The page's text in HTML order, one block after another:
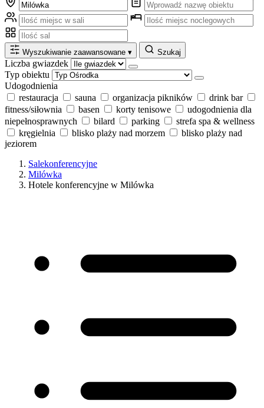
Wyszukiwanie zaawansowane ▾ Szukaj
Liczba gwiazdek
Typ obiektu
Udogodnienia
restauracja
sauna organizacja pikników
drink bar
fitness/siłownia
basen korty tenisowe
udogodnienia dla
niepełnosprawnych
bilard parking
strefa spa & wellness
kręgielnia
blisko plaży nad morzem
blisko plaży nad
jeziorem
Salekonferencyjne
Milówka
Hotele konferencyjne w Milówka